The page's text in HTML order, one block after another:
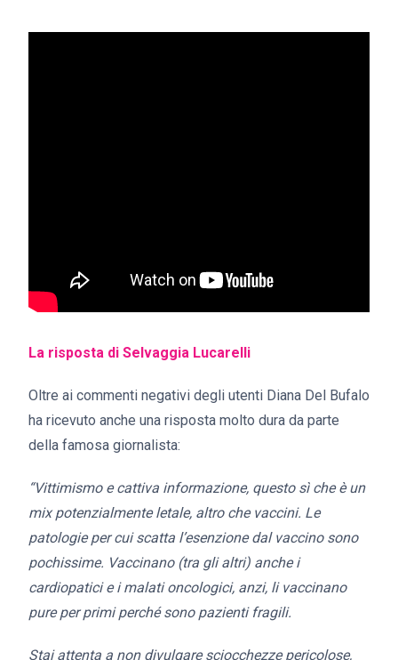
La risposta di Selvaggia Lucarelli
Oltre ai commenti negativi degli utenti Diana Del Bufalo
ha ricevuto anche una risposta molto dura da parte
della famosa giornalista:
“Vittimismo e cattiva informazione, questo sì che è un
mix potenzialmente letale, altro che vaccini. Le
patologie per cui scatta l’esenzione dal vaccino sono
pochissime. Vaccinano (tra gli altri) anche i
cardiopatici e i malati oncologici, anzi, li vaccinano
pure per primi perché sono pazienti fragili.
Stai attenta a non divulgare sciocchezze pericolose,